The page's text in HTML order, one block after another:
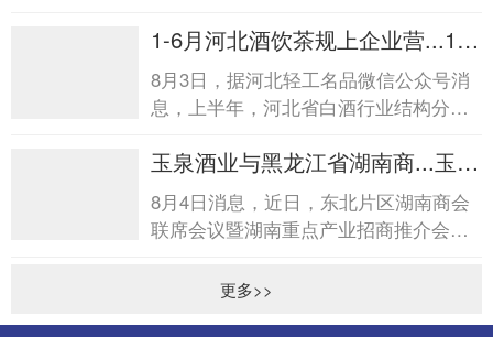
4月调任帝亚吉欧北美区总...
1-6月河北酒饮茶规上企业营...1-6
月河北酒饮茶规上企业营...
8月3日，据河北轻工名品微信公众号消
息，上半年，河北省白酒行业结构分化
消费场景向日常休闲、亲...
玉泉酒业与黑龙江省湖南商...玉泉
酒业与黑龙江省湖南商...
8月4日消息，近日，东北片区湖南商会
联席会议暨湖南重点产业招商推介会在
商会诚挚答谢玉泉酒业在...
更多>>